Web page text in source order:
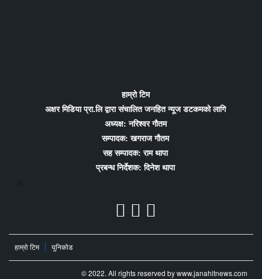
हाम्रो टिम
अक्षर मिडिया प्रा.लि द्वारा संचालित जनहित न्यूज डटकमको लागि
अध्यक्ष: नरिश्वर गौतम
सम्पादक: खगराज गौतम
सह सम्पादक: राम थापा
प्रबन्ध निर्देशक: दिनेश थापा
हाम्रो टिम युनिकोड
© 2022. All rights reserved by www.janahitnews.com